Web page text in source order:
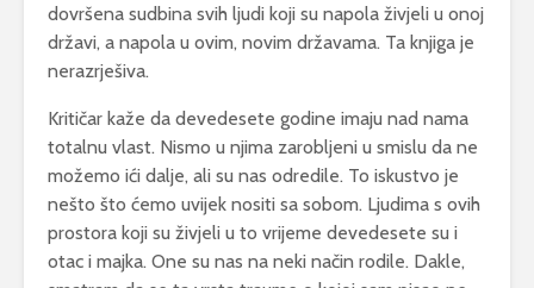
dovršena sudbina svih ljudi koji su napola živjeli u onoj
državi, a napola u ovim, novim državama. Ta knjiga je
nerazrješiva.
Kritičar kaže da devedesete godine imaju nad nama
totalnu vlast. Nismo u njima zarobljeni u smislu da ne
možemo ići dalje, ali su nas odredile. To iskustvo je
nešto što ćemo uvijek nositi sa sobom. Ljudima s ovih
prostora koji su živjeli u to vrijeme devedesete su i
otac i majka. One su nas na neki način rodile. Dakle,